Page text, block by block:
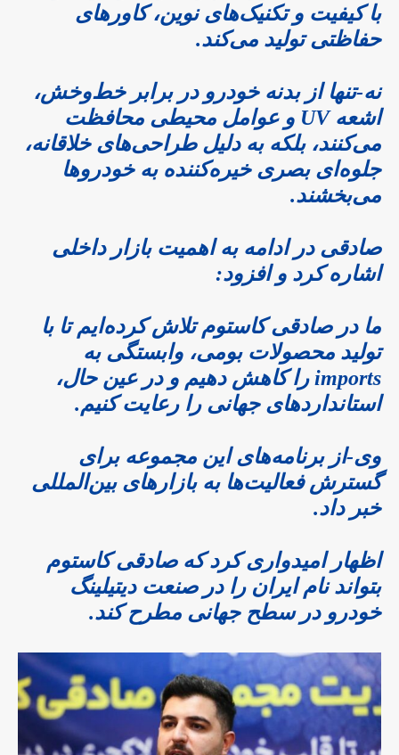
با کیفیت و تکنیک‌های نوین، کاورهای
حفاظتی تولید می‌کند.
نه-تنها از بدنه خودرو در برابر خط‌وخش،
اشعه UV و عوامل محیطی محافظت
می‌کنند، بلکه به دلیل طراحی‌های خلاقانه،
جلوه‌ای بصری خیره‌کننده به خودروها
می‌بخشند.
صادقی در ادامه به اهمیت بازار داخلی
اشاره کرد و افزود:
ما در صادقی کاستوم تلاش کرده‌ایم تا با
تولید محصولات بومی، وابستگی به
imports را کاهش دهیم و در عین حال،
استانداردهای جهانی را رعایت کنیم.
وی-از برنامه‌های این مجموعه برای
گسترش فعالیت‌ها به بازارهای بین‌المللی
خبر داد.
اظهار امیدواری کرد که صادقی کاستوم
بتواند نام ایران را در صنعت دیتیلینگ
خودرو در سطح جهانی مطرح کند.